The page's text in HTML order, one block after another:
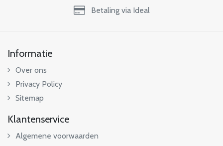
Betaling via Ideal
Informatie
Over ons
Privacy Policy
Sitemap
Klantenservice
Algemene voorwaarden